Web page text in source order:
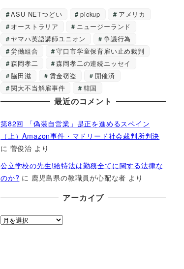
ASU-NETつどい pickup
アメリカ
オーストラリア
ニュージーランド
ヤマハ英語講師ユニオン
争議行為
労働組合
守口市学童保育雇い止め裁判
森岡孝二
森岡孝二の連続エッセイ
脇田滋
賃金窃盗
開催済
関大不当解雇事件
韓国
最近のコメント
第82回 「偽装自営業」是正を進めるスペイン
（上）Amazon事件・マドリード社会裁判所判決
に 菅俊治 より
公立学校の先生!給特法は勤務全てに関する法律な
のか? に 鹿児島県の教職員が心配な者 より
アーカイブ
ア